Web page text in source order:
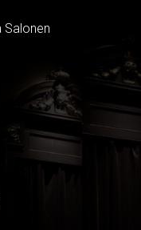
Salonen